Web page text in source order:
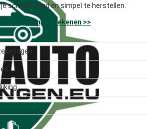
schade goed en simpel te herstellen.
berekenen >>